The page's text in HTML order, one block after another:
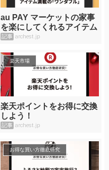
au PAY マーケットの家事
を楽にしてくれるアイテム
満載の「ワンダフル」
記事 archest.jp
楽天市場
楽天ポイントをお得に交換
しよう！
記事 archest.jp
お得な買い方徹底研究